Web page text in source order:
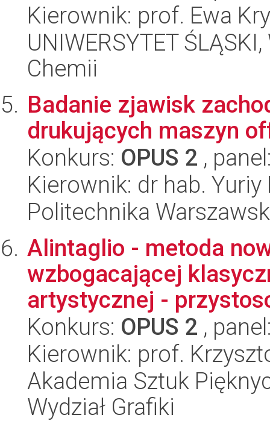
Kierownik: prof. Ewa
UNIWERSYTET
Chemii
Badanie zjawisk
drukujących maszyn
Konkurs: OPUS 2 ,
Kierownik: dr hab. Yuriy
Politechnika
Alintaglio - metoda
wzbogacającej
artystycznej -
Konkurs: OPUS 2 ,
Kierownik: prof.
Akademia Sztuk
Wydział Grafiki